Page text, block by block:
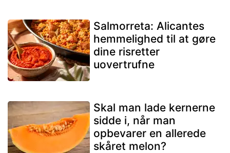
Salmorreta: Alicantes
hemmelighed til at gøre
dine risretter
uovertrufne
Skal man lade kernerne
sidde i, når man
opbevarer en allerede
skåret melon?